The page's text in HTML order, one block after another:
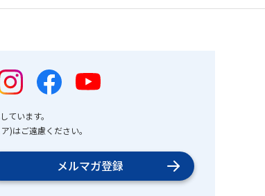
ています。
)はご遠慮ください。
メルマガ登録